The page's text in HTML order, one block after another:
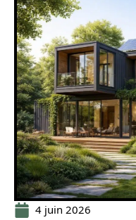
4 juin 2026